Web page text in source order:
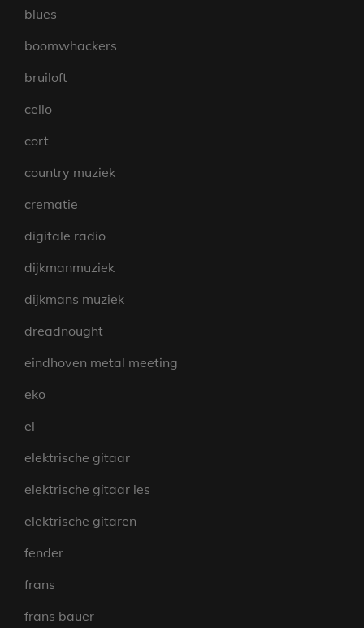
blues
boomwhackers
bruiloft
cello
cort
country muziek
crematie
digitale radio
dijkmanmuziek
dijkmans muziek
dreadnought
eindhoven metal meeting
eko
el
elektrische gitaar
elektrische gitaar les
elektrische gitaren
fender
frans
frans bauer